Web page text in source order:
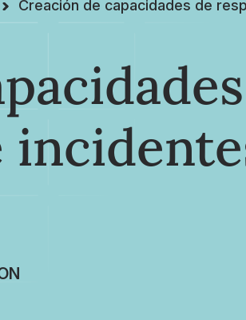
Creación de capacidades de